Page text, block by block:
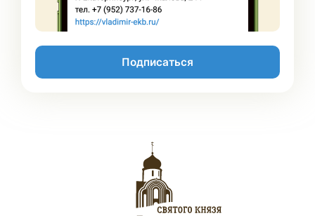
Подписаться